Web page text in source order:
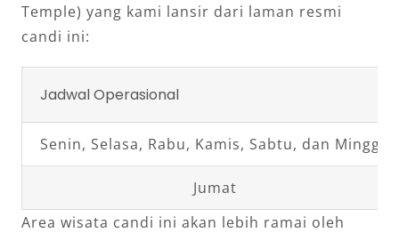
Temple) yang kami lansir dari laman resmi
candi ini:
Jadwal Operasional
Senin, Selasa, Rabu, Kamis, Sabtu, dan Minggu
Jumat
Area wisata candi ini akan lebih ramai oleh